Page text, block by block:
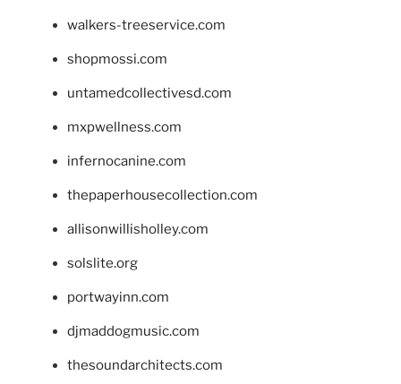
walkers-treeservice.com
shopmossi.com
untamedcollectivesd.com
mxpwellness.com
infernocanine.com
thepaperhousecollection.com
allisonwillisholley.com
solslite.org
portwayinn.com
djmaddogmusic.com
thesoundarchitects.com